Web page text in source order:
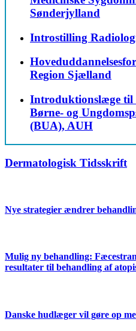
Sønderjylland
Introstilling
Region Sjælland
Introduktionslæge til
Børne- og
(BUA), AUH
Dermatologisk Tidsskrift
Nye strategier ændrer
Mulig ny behandling:
resultater til behandling af
Danske hudlæger vil gøre op